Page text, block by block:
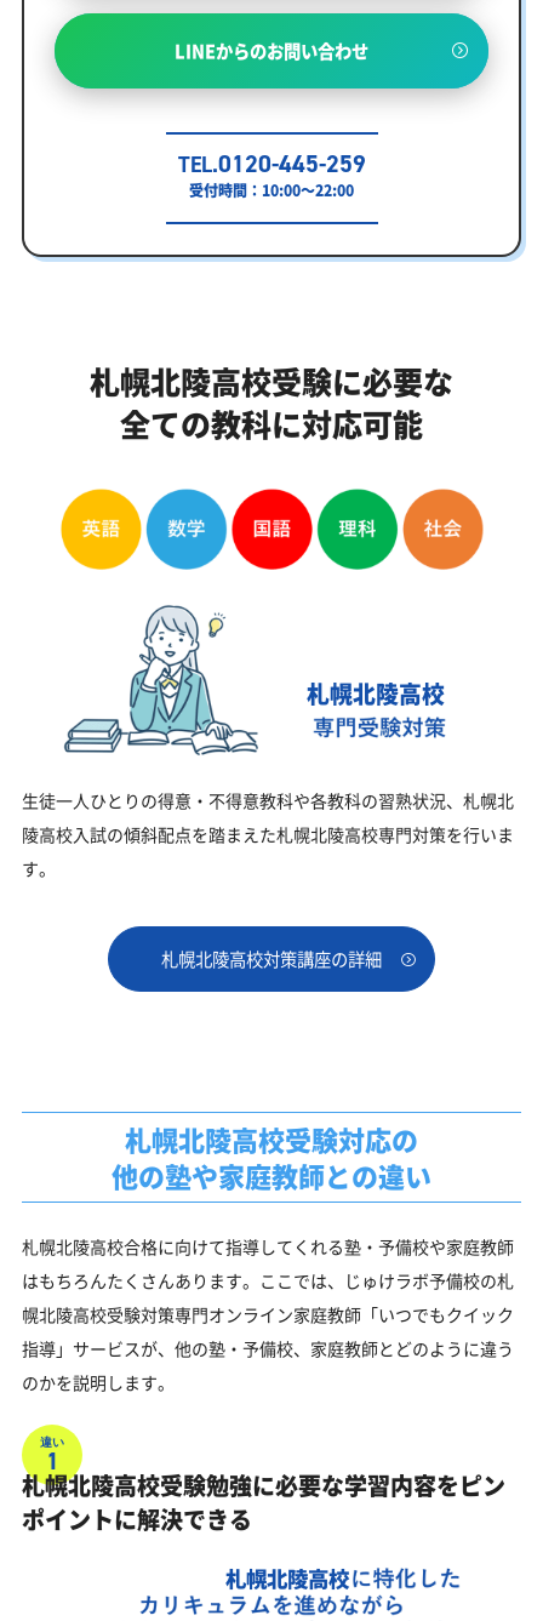
LINEからのお問い合わせ
TEL.0120-445-259
受付時間：10:00～22:00
札幌北陵高校受験に必要な
全ての教科に対応可能
札幌北陵高校
生徒一人ひとりの得意・不得意教科や各教科の習熟状況、札幌北
陵高校入試の傾斜配点を踏まえた札幌北陵高校専門対策を行いま
す。
札幌北陵高校対策講座の詳細
札幌北陵高校受験対応の
他の塾や家庭教師との違い
札幌北陵高校合格に向けて指導してくれる塾・予備校や家庭教師
はもちろんたくさんあります。ここでは、じゅけラボ予備校の札
幌北陵高校受験対策専門オンライン家庭教師「いつでもクイック
指導」サービスが、他の塾・予備校、家庭教師とどのように違う
のかを説明します。
違い
1
札幌北陵高校受験勉強に必要な学習内容をピン
ポイントに解決できる
札幌北陵高校